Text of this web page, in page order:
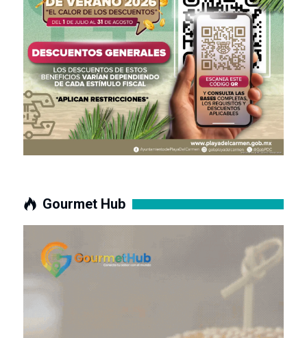
Gourmet Hub